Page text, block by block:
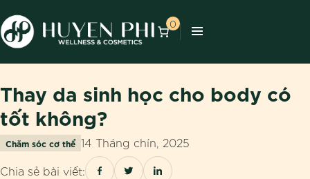
0
Thay da sinh học cho body có
tốt không?
Chăm sóc cơ thể 14 Tháng chín, 2025
Chia sẻ bài viết: